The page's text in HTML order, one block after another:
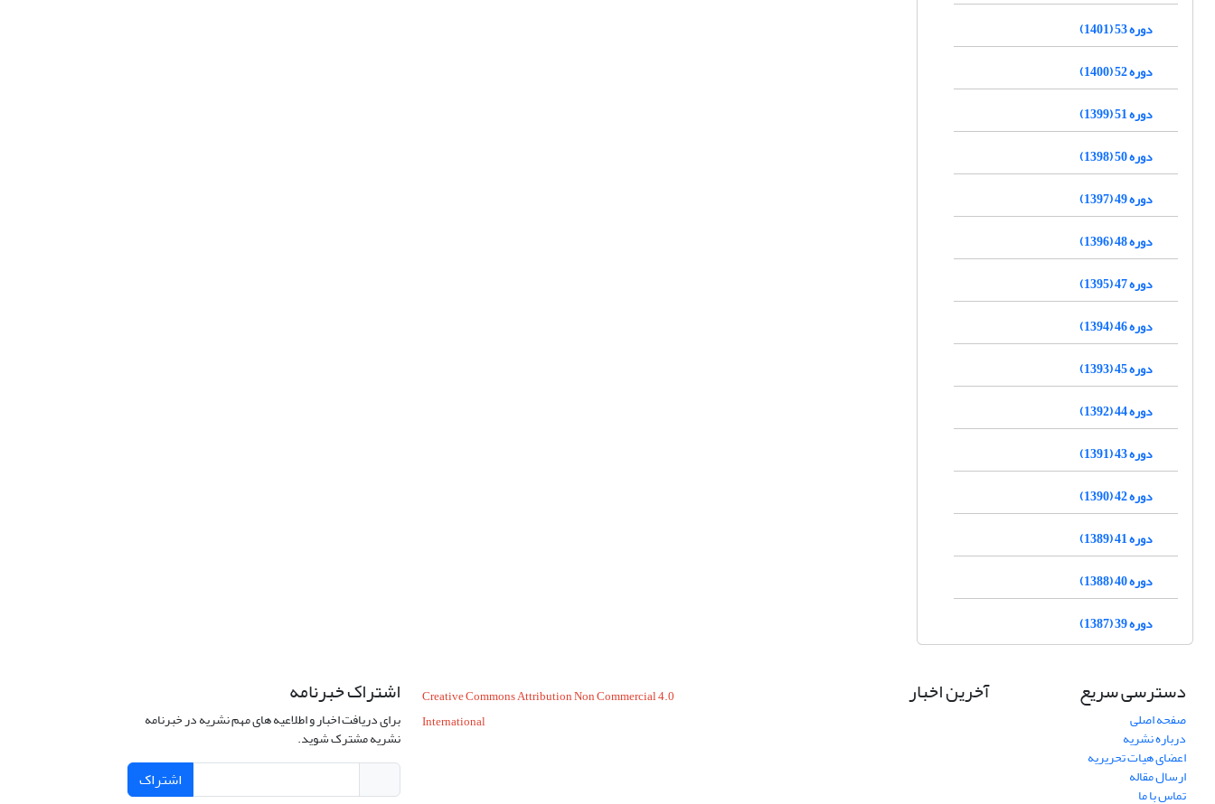
دوره 53 (1401)
دوره 52 (1400)
دوره 51 (1399)
دوره 50 (1398)
دوره 49 (1397)
دوره 48 (1396)
دوره 47 (1395)
دوره 46 (1394)
دوره 45 (1393)
دوره 44 (1392)
دوره 43 (1391)
دوره 42 (1390)
دوره 41 (1389)
دوره 40 (1388)
دوره 39 (1387)
دسترسی سریع
صفحه اصلی
درباره نشریه
اعضای هیات تحریریه
ارسال مقاله
تماس با ما
آخرین اخبار
Creative Commons Attribution Non Commercial 4.0
International
اشتراک خبرنامه
برای دریافت اخبار و اطلاعیه های مهم نشریه در خبرنامه
نشریه مشترک شوید.
اشتراک